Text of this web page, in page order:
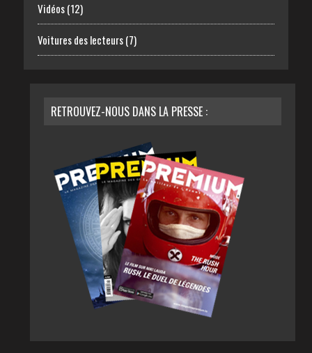
Vidéos(12)
Voitures des lecteurs(7)
RETROUVEZ-NOUS DANS LA PRESSE :